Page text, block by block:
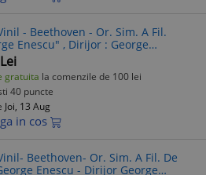
- Beethoven - Or. Sim. A Fil.
Enescu" , Dirijor : George
- Simfonia Nr. 4 În Si Bemol
ST-ECE 0663
Lei
gratuita la comenzile de 100 lei
40 puncte
Joi, 13 Aug
in cos
Beethoven- Or. Sim. A Fil. De
Enescu - Dirijor George